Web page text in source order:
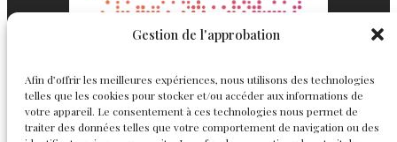
Gestion de l'approbation
Afin d’offrir les meilleures expériences, nous utilisons des technologies
telles que les cookies pour stocker et/ou accéder aux informations de
votre appareil. Le consentement à ces technologies nous permet de
traiter des données telles que votre comportement de navigation ou des